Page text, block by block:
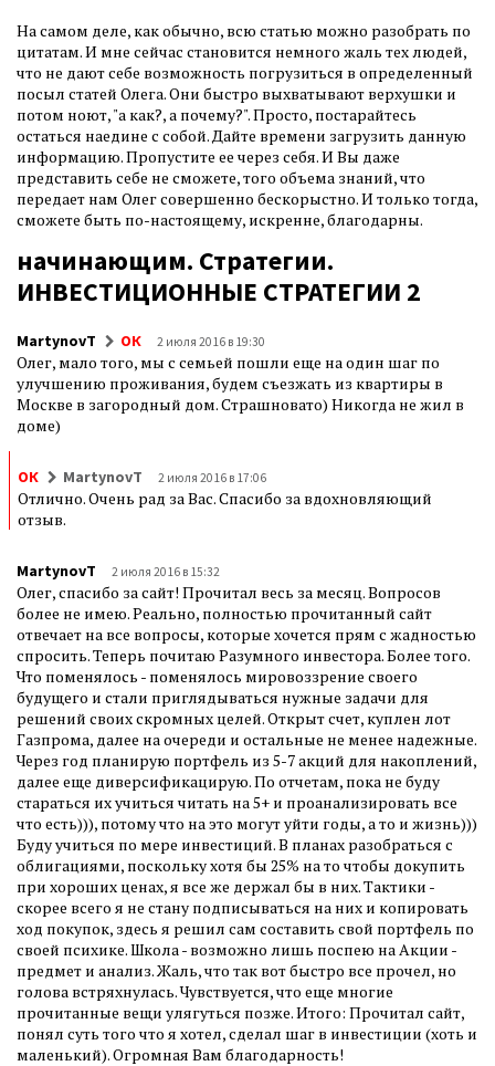
На самом деле, как обычно, всю статью можно разобрать по
цитатам. И мне сейчас становится немного жаль тех людей,
что не дают себе возможность погрузиться в определенный
посыл статей Олега. Они быстро выхватывают верхушки и
потом ноют, "а как?, а почему?". Просто, постарайтесь
остаться наедине с собой. Дайте времени загрузить данную
информацию. Пропустите ее через себя. И Вы даже
представить себе не сможете, того объема знаний, что
передает нам Олег совершенно бескорыстно. И только тогда,
сможете быть по-настоящему, искренне, благодарны.
начинающим. Стратегии.
ИНВЕСТИЦИОННЫЕ СТРАТЕГИИ 2
MartynovT ОК 2 июля 2016 в 19:30
Олег, мало того, мы с семьей пошли еще на один шаг по
улучшению проживания, будем съезжать из квартиры в
Москве в загородный дом. Страшновато) Никогда не жил в
доме)
ОК MartynovT 2 июля 2016 в 17:06
Отлично. Очень рад за Вас. Спасибо за вдохновляющий
отзыв.
MartynovT 2 июля 2016 в 15:32
Олег, спасибо за сайт! Прочитал весь за месяц. Вопросов
более не имею. Реально, полностью прочитанный сайт
отвечает на все вопросы, которые хочется прям с жадностью
спросить. Теперь почитаю Разумного инвестора. Более того.
Что поменялось - поменялось мировоззрение своего
будущего и стали приглядываться нужные задачи для
решений своих скромных целей. Открыт счет, куплен лот
Газпрома, далее на очереди и остальные не менее надежные.
Через год планирую портфель из 5-7 акций для накоплений,
далее еще диверсификацирую. По отчетам, пока не буду
стараться их учиться читать на 5+ и проанализировать все
что есть))), потому что на это могут уйти годы, а то и жизнь)))
Буду учиться по мере инвестиций. В планах разобраться с
облигациями, поскольку хотя бы 25% на то чтобы докупить
при хороших ценах, я все же держал бы в них. Тактики -
скорее всего я не стану подписываться на них и копировать
ход покупок, здесь я решил сам составить свой портфель по
своей психике. Школа - возможно лишь поспею на Акции -
предмет и анализ. Жаль, что так вот быстро все прочел, но
голова встряхнулась. Чувствуется, что еще многие
прочитанные вещи улягуться позже. Итого: Прочитал сайт,
понял суть того что я хотел, сделал шаг в инвестиции (хоть и
маленький). Огромная Вам благодарность!